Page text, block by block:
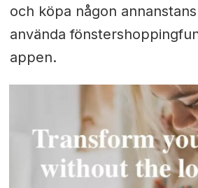
och köpa någon
använda
appen.